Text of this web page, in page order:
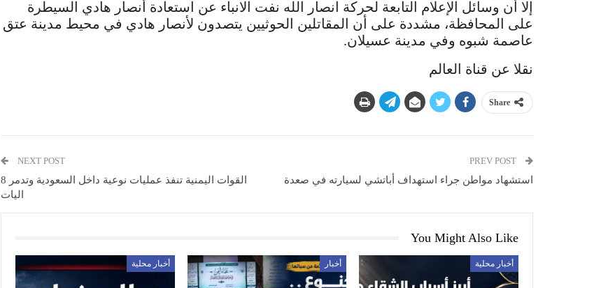
إلا أن وسائل الإعلام التابعة لحركة انصار الله نفت الانباء عن استعادة أنصار هادي السيطرة
على المحافظة، مشددة على أن المقاتلين الحوثيين يتصدون لأنصار هادي في محيط مدينة عتق
عاصمة شبوه وفي مدينة عسيلان.
نقلا عن قناة العالم
Share
استشهاد مواطن جراء استهداف أباتشي لسيارته في صعدة
NEXT POST
القوات اليمنية تنفذ عمليات نوعية داخل السعودية وتدمر 8
اليات
You Might Also Like
أخبار محلية أخبار أخبار محلية